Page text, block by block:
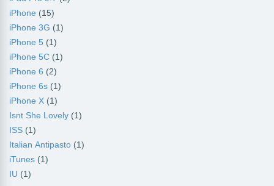
iPhone (15)
iPhone 3G (1)
iPhone 5 (1)
iPhone 5C (1)
iPhone 6 (2)
iPhone 6s (1)
iPhone X (1)
Isnt She Lovely (1)
ISS (1)
Italian Antipasto (1)
iTunes (1)
IU (1)